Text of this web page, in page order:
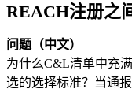
REACH注册之
问题（中文）
为什么C&L清单中充
选的选择标准？当通